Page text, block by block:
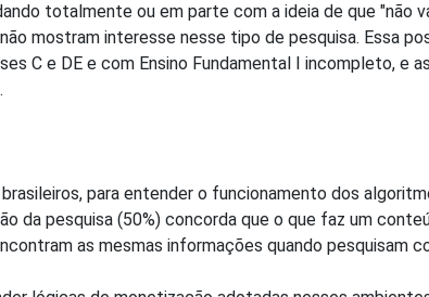
totalmente ou em parte com a ideia de que "não
mostram interesse nesse tipo de pesquisa. Essa
C e DE e com Ensino Fundamental I incompleto, e
para entender o funcionamento dos
da pesquisa (50%) concorda que o que faz um
as mesmas informações quando pesquisam